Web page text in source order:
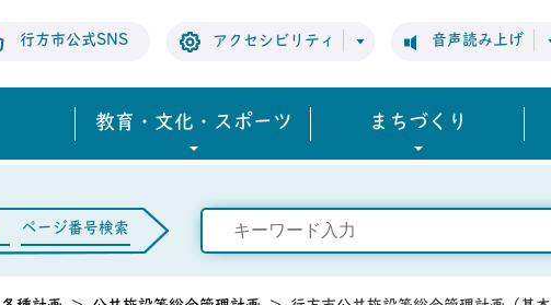
行方市公式SNS アクセシビリティ 音声読み上げ
教育・文化・スポーツ まちづくり
ページ番号検索